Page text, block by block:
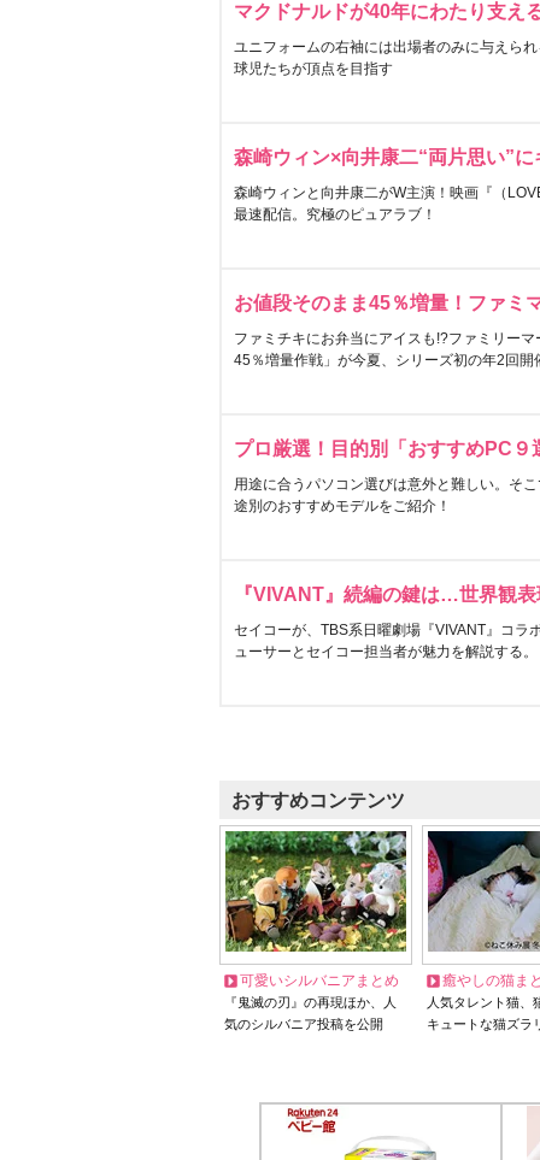
マクドナルドが40年にわたり支え
ユニフォームの右袖には出場者のみに与えら
球児たちが頂点を目指す
森崎ウィン×向井康二“両片思い”
森崎ウィンと向井康二がW主演！映画『（
最速配信。究極のピュアラブ！
お値段そのまま45％増量！ファミ
ファミチキにお弁当にアイスも!?ファミリー
45％増量作戦」が今夏、シリーズ初の年2回開
プロ厳選！目的別「おすすめPC９
用途に合うパソコン選びは意外と難しい。そ
途別のおすすめモデルをご紹介！
『VIVANT』続編の鍵は…世界観
セイコーが、TBS系日曜劇場『VIVANT』コラ
ューサーとセイコー担当者が魅力を解説する。
おすすめコンテンツ
可愛いシルバニアまとめ
『鬼滅の刃』の再現ほか、人
気のシルバニア投稿を公開
癒やしの猫ま
人気タレント猫
キュートな猫ズラ